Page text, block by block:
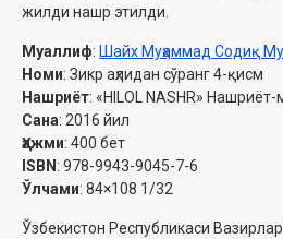
жилди нашр этилди.
Муаллиф: Шайх Муҳаммад Содиқ
Номи: Зикр аҳлидан сўранг 4-қисм
Нашриёт: «HILOL NASHR»
Сана: 2016 йил
Ҳажми: 400 бет
ISBN : 978-9943-9045-7-6
Ўлчами: 84×108 1/32
Ўзбекистон Республикаси Вазирлар